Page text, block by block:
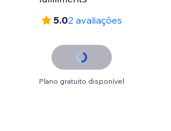
5.02 avaliações
Plano gratuito disponível